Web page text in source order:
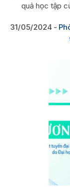
quả học tập
31/05/2024